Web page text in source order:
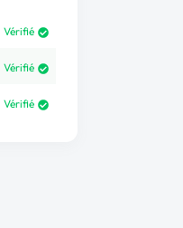
Vérifié
Vérifié
Vérifié